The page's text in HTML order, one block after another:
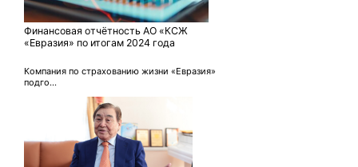
Финансовая отчётность АО «КСЖ
«Евразия» по итогам 2024 года
Компания по страхованию жизни «Евразия»
подго...